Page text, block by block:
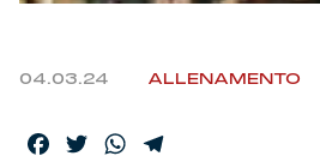
Isolani x Genoa
Gift Card Online Store
04.03.24 ALLENAMENTO
Facebook
TwitterWhatsApp